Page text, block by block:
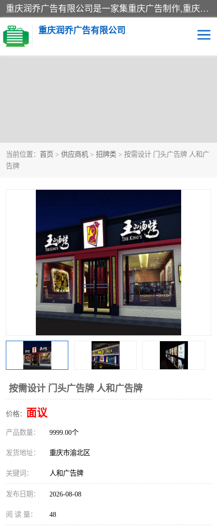
重庆润乔广告有限公司是一家集重庆广告制作,重庆标识标牌,亚克力发光字,led发光字,树脂发光字,超薄灯箱,拉布灯箱,吸塑灯箱,门头招牌,企业形象墙,写真喷绘,x展架,拉网展架,广告展架,条幅,锦旗设计,制作,施工,维护为一体的专业化广告公司.
重庆润乔广告有限公司
当前位置： 首页 > 供应商机 > 招牌类 > 按需设计 门头广告牌 人和广
告牌
按需设计 门头广告牌 人和广告牌
价格： 面议
产品数量： 9999.00个
发货地址： 重庆市渝北区
关键词： 人和广告牌
发布日期： 2026-08-08
阅 读 量： 48